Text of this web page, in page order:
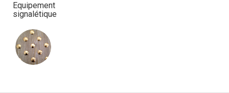
Equipement
signalétique